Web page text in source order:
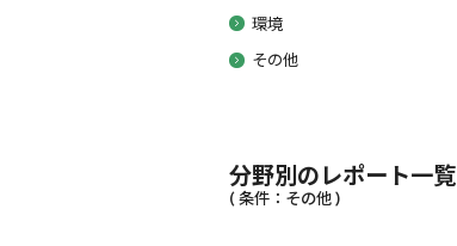
環境
その他
分野別のレポート一覧
( 条件：その他 )